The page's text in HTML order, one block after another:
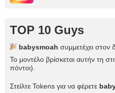
TOP 10 Guys
babysmoah συμμετέχει στον
Το μοντέλο βρίσκεται αυτήν τη
πόντοι).
Στείλτε Tokens για να φέρετε